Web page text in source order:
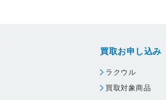
買取お申し込み
ラクウル
買取対象商品